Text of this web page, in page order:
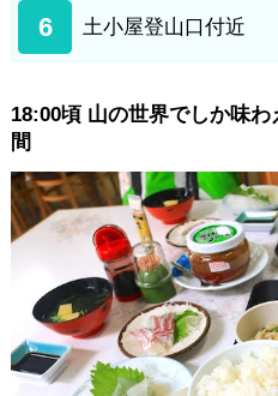
6 土小屋登山口付近
18:00頃 山の世界でしか味
間